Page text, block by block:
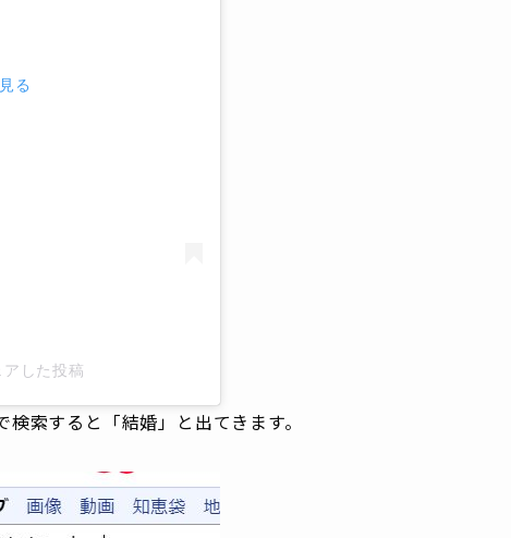
る
した投稿
索すると「結婚」と出てきます。